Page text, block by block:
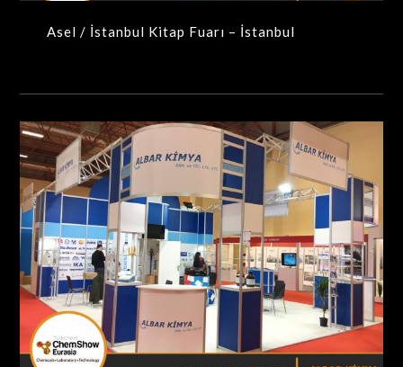
Asel / İstanbul Kitap Fuarı – İstanbul
Albar Kimya / Chem Show Eurasia Fuarı – İstanbul
MAXIMA-MODÜLER STANDLAR